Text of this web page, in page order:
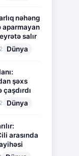
nəhəng
aparmayan
salır
Dünya
şəxs
Dünya
arasında